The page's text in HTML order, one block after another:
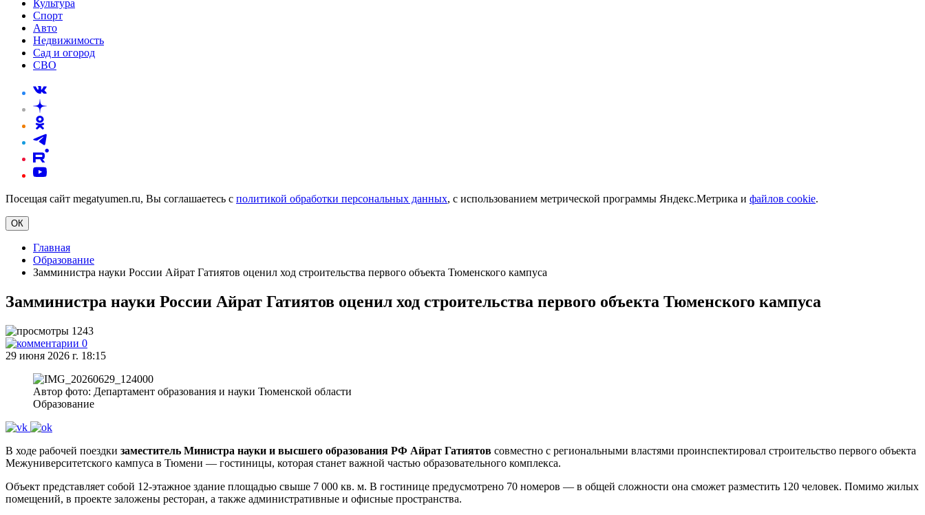
Культура
Спорт
Авто
Недвижимость
Сад и огород
СВО
Посещая сайт megatyumen.ru, Вы соглашаетесь с политикой обработки персональных данных, с использованием метрической программы Яндекс.Метрика и файлов cookie.
ОК
Главная
Образование
Замминистра науки России Айрат Гатиятов оценил ход строительства первого объекта Тюменского кампуса
Замминистра науки России Айрат Гатиятов оценил ход строительства первого объекта Тюменского кампуса
1243
0
29 июня 2026 г. 18:15
Автор фото: Департамент образования и науки Тюменской области
Образование
В ходе рабочей поездки заместитель Министра науки и высшего образования РФ Айрат Гатиятов совместно с региональными властями проинспектировал строительство первого объекта
Межуниверситетского кампуса в Тюмени — гостиницы, которая станет важной частью образовательного комплекса.
Объект представляет собой 12‑этажное здание площадью свыше 7 000 кв. м. В гостинице предусмотрено 70 номеров — в общей сложности она сможет разместить 120 человек. Помимо жилых
помещений, в проекте заложены ресторан, а также административные и офисные пространства.